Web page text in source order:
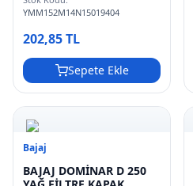
YMM152M14N15019404
202,85 TL
Sepete Ekle
Bajaj
BAJAJ DOMİNAR D 250